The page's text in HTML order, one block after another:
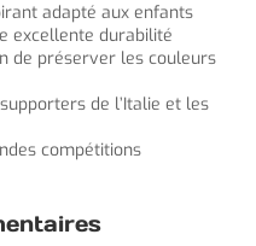
adapté aux enfants
excellente durabilité
de préserver les couleurs
de l’Italie et les
compétitions